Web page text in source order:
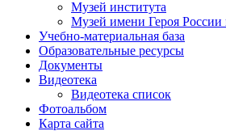
Музей института
Музей имени Героя
Учебно-материальная база
Образовательные ресурсы
Документы
Видеотека
Видеотека список
Фотоальбом
Карта сайта